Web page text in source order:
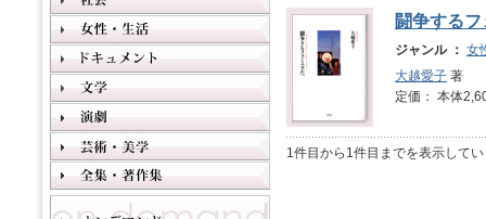
闘争する
ジャンル ： 女
大越愛子 著
定価： 本体
1件目から1件目までを表示して